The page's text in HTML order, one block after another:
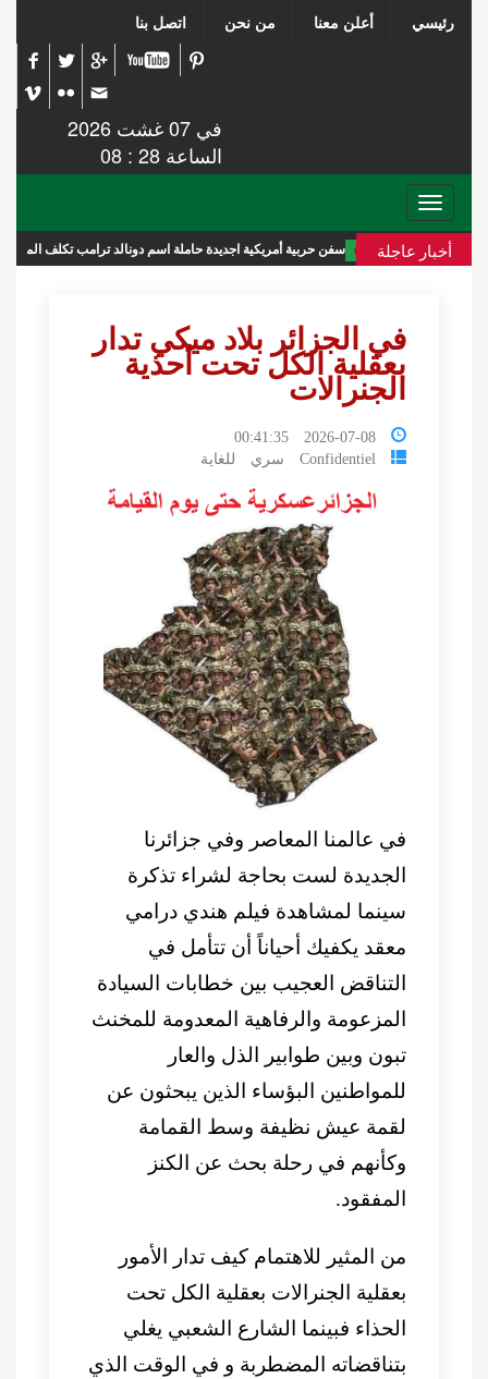
رئيسي أعلن معنا من نحن اتصل بنا
في 07 غشت 2026
الساعة 28 : 08
Toggle
navigation
أخبار عاجلةسفن حربية أمريكية اجديدة حاملة اسم دونالد ترامب تكلف الميزانية 275 مليار دولار
في الجزائر بلاد ميكي تدار
بعقلية الكل تحت أحذية
الجنرالات
2026-07-08 00:41:35
Confidentiel سري للغاية
في عالمنا المعاصر وفي جزائرنا
الجديدة لست بحاجة لشراء تذكرة
سينما لمشاهدة فيلم هندي درامي
معقد يكفيك أحياناً أن تتأمل في
التناقض العجيب بين خطابات السيادة
المزعومة والرفاهية المعدومة للمخنث
تبون وبين طوابير الذل والعار
للمواطنين البؤساء الذين يبحثون عن
لقمة عيش نظيفة وسط القمامة
وكأنهم في رحلة بحث عن الكنز
المفقود.
من المثير للاهتمام كيف تدار الأمور
بعقلية الجنرالات بعقلية الكل تحت
الحذاء فبينما الشارع الشعبي يغلي
بتناقضاته المضطربة و في الوقت الذي